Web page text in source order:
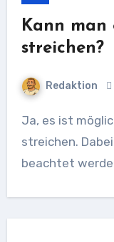
Kann
streichen?
Redaktion
Ja, es ist möglich, einen Strandkorb zu
streichen.
beachtet